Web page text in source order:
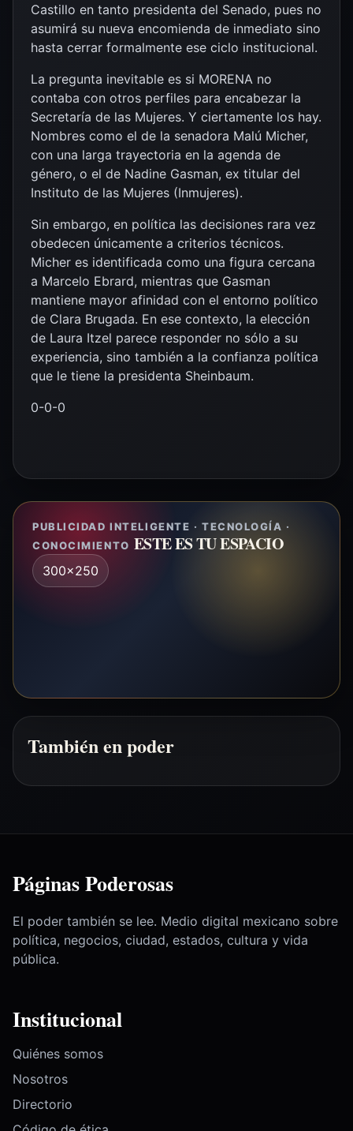
Castillo en tanto presidenta del Senado, pues no
asumirá su nueva encomienda de inmediato sino
hasta cerrar formalmente ese ciclo institucional.
La pregunta inevitable es si MORENA no
contaba con otros perfiles para encabezar la
Secretaría de las Mujeres. Y ciertamente los hay.
Nombres como el de la senadora Malú Micher,
con una larga trayectoria en la agenda de
género, o el de Nadine Gasman, ex titular del
Instituto de las Mujeres (Inmujeres).
Sin embargo, en política las decisiones rara vez
obedecen únicamente a criterios técnicos.
Micher es identificada como una figura cercana
a Marcelo Ebrard, mientras que Gasman
mantiene mayor afinidad con el entorno político
de Clara Brugada. En ese contexto, la elección
de Laura Itzel parece responder no sólo a su
experiencia, sino también a la confianza política
que le tiene la presidenta Sheinbaum.
0-0-0
PUBLICIDAD INTELIGENTE · TECNOLOGÍA ·
CONOCIMIENTO ESTE ES TU ESPACIO
300x250
También en poder
Páginas Poderosas
El poder también se lee. Medio digital mexicano sobre
política, negocios, ciudad, estados, cultura y vida
pública.
Institucional
Quiénes somos
Nosotros
Directorio